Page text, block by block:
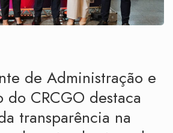
de Administração e
do CRCGO destaca
transparência na